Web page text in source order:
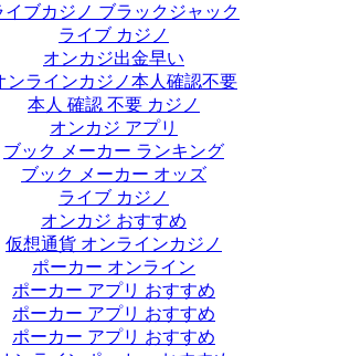
イブカジノ ブラックジャック
ライブ カジノ
オンカジ出金早い
ンラインカジノ本人確認不要
本人 確認 不要 カジノ
オンカジ アプリ
ブック メーカー ランキング
ブック メーカー オッズ
ライブ カジノ
オンカジ おすすめ
仮想通貨 オンラインカジノ
ポーカー オンライン
ポーカー アプリ おすすめ
ポーカー アプリ おすすめ
ポーカー アプリ おすすめ